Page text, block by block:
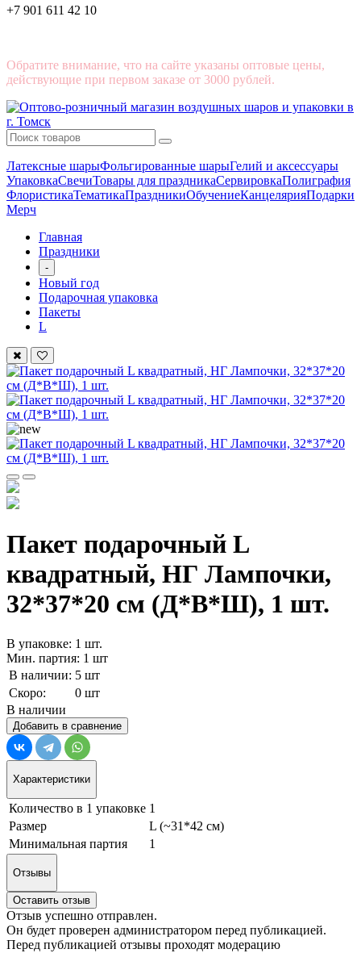
+7 901 611 42 10
Обратите внимание, что на сайте указаны оптовые цены,
действующие при первом заказе от 3000 рублей.
Латексные шарыФольгированные шарыГелий и аксессуары
УпаковкаСвечиТовары для праздникаСервировкаПолиграфия
ФлористикаТематикаПраздникиОбучениеКанцелярияПодарки
Мерч
Главная
Праздники
-
Новый год
Подарочная упаковка
Пакеты
L
Пакет подарочный L
квадратный, НГ Лампочки,
32*37*20 см (Д*В*Ш), 1 шт.
В упаковке: 1 шт.
Мин. партия: 1 шт
В наличии: 5 шт
Скоро:
0 шт
В наличии
Добавить в сравнение
Характеристики
Количество в 1 упаковке 1
Размер
L (~31*42 см)
Минимальная партия
1
Отзывы
Оставить отзыв
Отзыв успешно отправлен.
Он будет проверен администратором перед публикацией.
Перед публикацией отзывы проходят модерацию